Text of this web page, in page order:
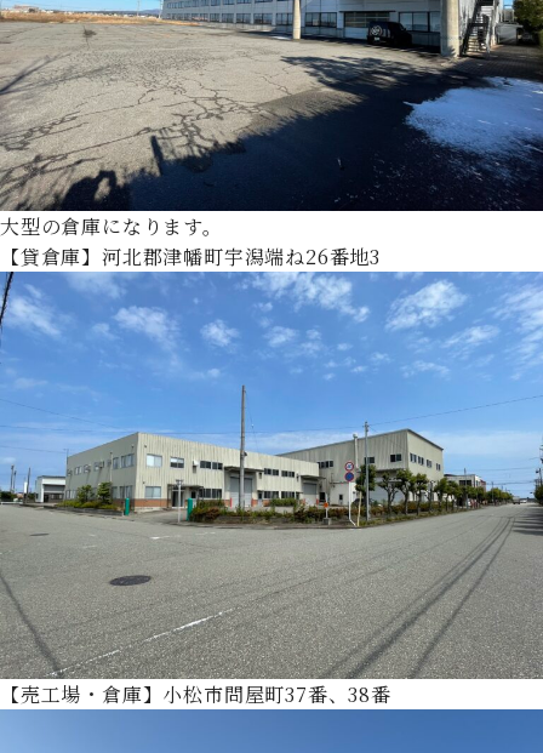
大型の倉庫になります。
【貸倉庫】河北郡津幡町宇潟端ね26番地3
【売工場・倉庫】小松市問屋町37番、38番